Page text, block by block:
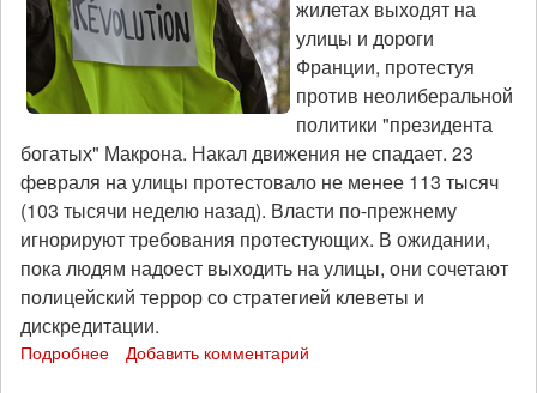
Макрона»
жилетах выходят на
улицы и дороги
Франции, протестуя
против неолиберальной
политики "президента
богатых" Макрона. Накал движения не спадает. 23
февраля на улицы протестовало не менее 113 тысяч
(103 тысячи неделю назад). Власти по-прежнему
игнорируют требования протестующих. В ожидании,
пока людям надоест выходить на улицы, они сочетают
полицейский террор со стратегией клеветы и
дискредитации.
Подробнее Добавить комментарий